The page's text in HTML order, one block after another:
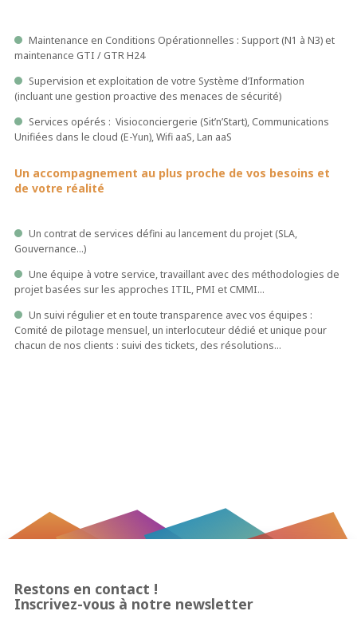
Maintenance en Conditions Opérationnelles : Support (N1 à N3) et
maintenance GTI / GTR H24
Supervision et exploitation de votre Système d’Information
(incluant une gestion proactive des menaces de sécurité)
Services opérés : Visioconciergerie (Sit’n’Start), Communications
Unifiées dans le cloud (E-Yun), Wifi aaS, Lan aaS
Un accompagnement au plus proche de vos besoins et
de votre réalité
Un contrat de services défini au lancement du projet (SLA,
Gouvernance…)
Une équipe à votre service, travaillant avec des méthodologies de
projet basées sur les approches ITIL, PMI et CMMI…
Un suivi régulier et en toute transparence avec vos équipes :
Comité de pilotage mensuel, un interlocuteur dédié et unique pour
chacun de nos clients : suivi des tickets, des résolutions…
Restons en contact !
Inscrivez-vous à notre newsletter